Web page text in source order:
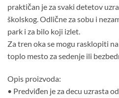
praktičan je za svaki detetov
školskog. Odlične za sobu i
park i za bilo koji izlet.
Za tren oka se mogu rasklopiti
toplo mesto za sedenje ili
Opis proizvoda:
• Predviđen je za decu uzrasta